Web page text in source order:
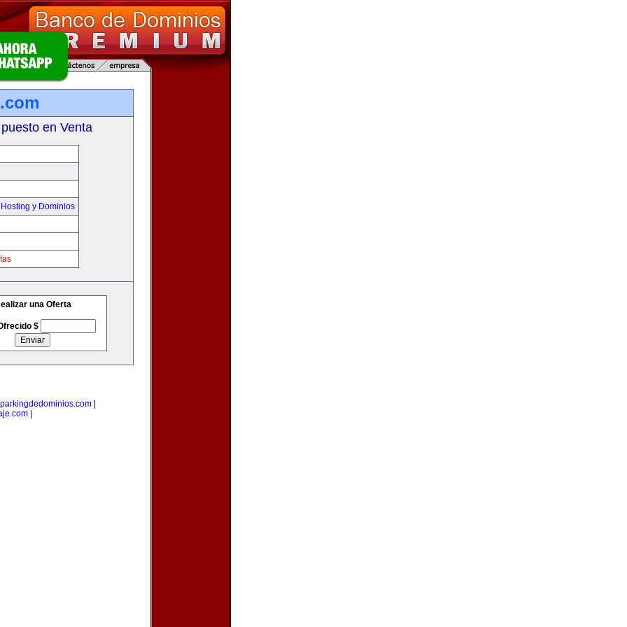
en Venta
y Dominios
una Oferta
$
parkingdedominios.com|
|